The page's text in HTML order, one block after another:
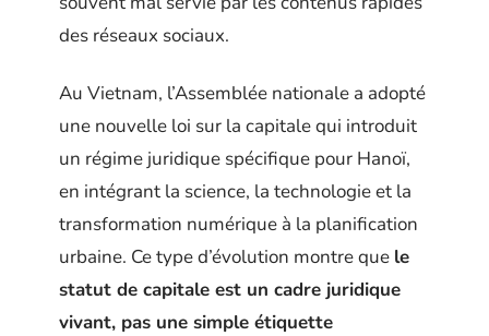
des réseaux sociaux.
Au Vietnam, l’Assemblée nationale a adopté
une nouvelle loi sur la capitale qui introduit
un régime juridique spécifique pour Hanoï,
en intégrant la science, la technologie et la
transformation numérique à la planification
urbaine. Ce type d’évolution montre que le
statut de capitale est un cadre juridique
vivant, pas une simple étiquette